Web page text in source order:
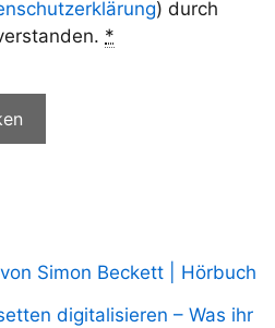
) durch
*
Simon Beckett | Hörbuch
digitalisieren – Was ihr